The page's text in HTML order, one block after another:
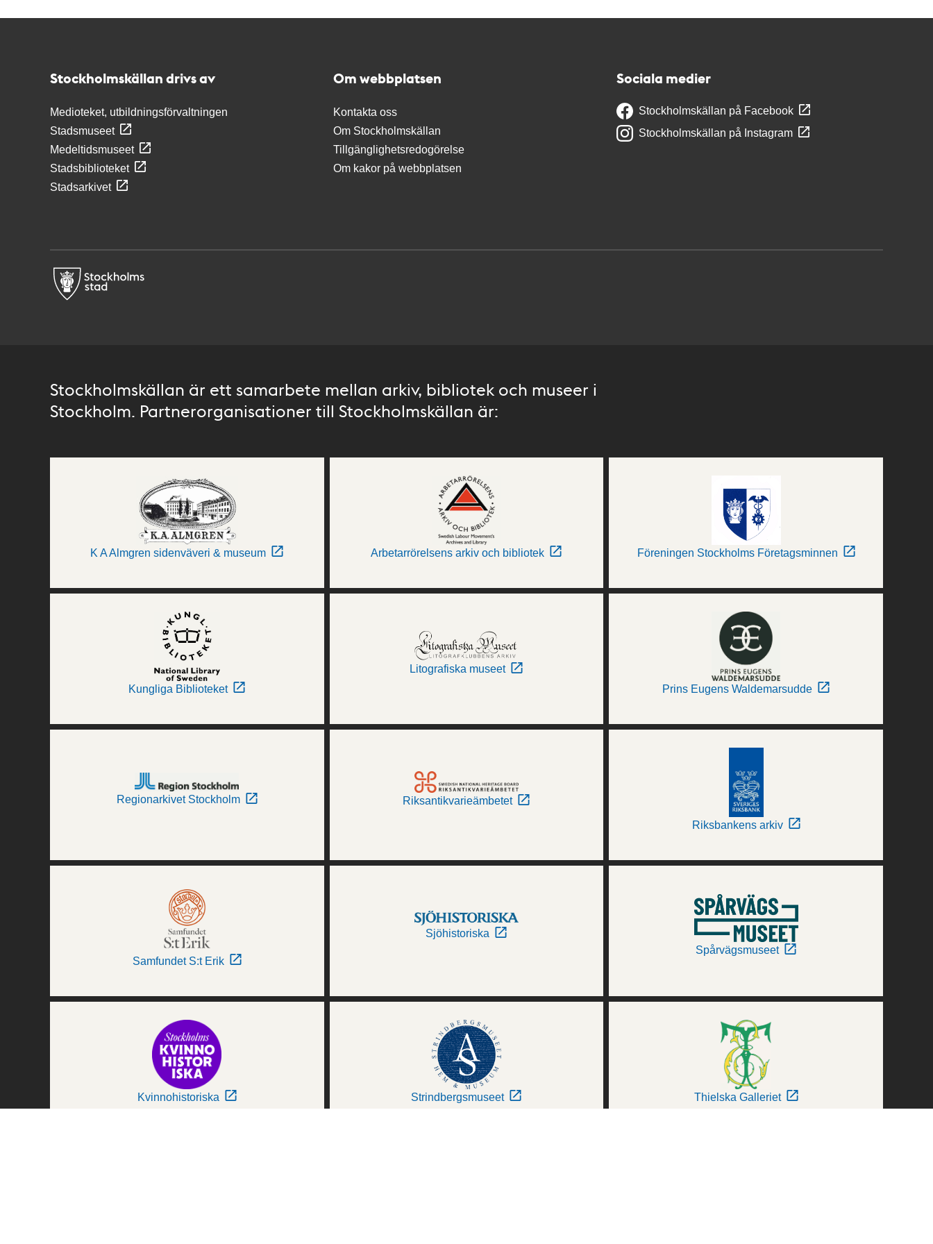
Stockholmskällan drivs av
Medioteket, utbildningsförvaltningen
Stadsmuseet
Medeltidsmuseet
Stadsbiblioteket
Stadsarkivet
Om webbplatsen
Kontakta oss
Om Stockholmskällan
Tillgänglighetsredogörelse
Om kakor på webbplatsen
Sociala medier
Stockholmskällan på Facebook
Stockholmskällan på Instagram
Stockholmskällan är ett samarbete mellan arkiv, bibliotek och museer i
Stockholm. Partnerorganisationer till Stockholmskällan är:
K A Almgren sidenväveri & museum Arbetarrörelsens arkiv och bibliotek Föreningen Stockholms Företagsminnen
Kungliga Biblioteket
Litografiska museet
Prins Eugens Waldemarsudde
Regionarkivet Stockholm Riksantikvarieämbetet
Riksbankens arkiv
Samfundet S:t Erik
Sjöhistoriska
Spårvägsmuseet
Kvinnohistoriska Strindbergsmuseet Thielska Galleriet